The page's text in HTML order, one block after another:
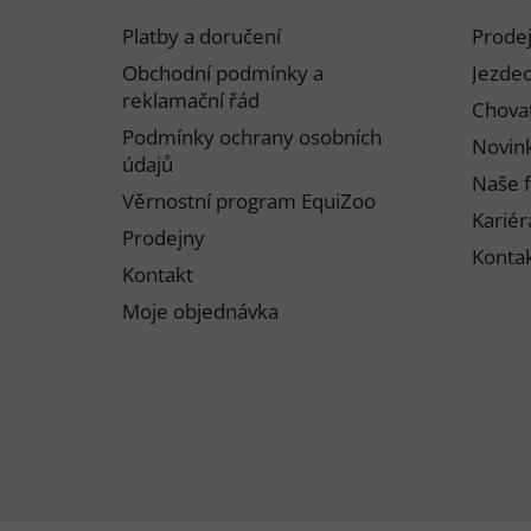
Platby a doručení
Obchodní podmínky a
reklamační řád
Podmínky ochrany osobních
údajů
Věrnostní program EquiZoo
Prodejny
Kontakt
Moje objednávka
Naše